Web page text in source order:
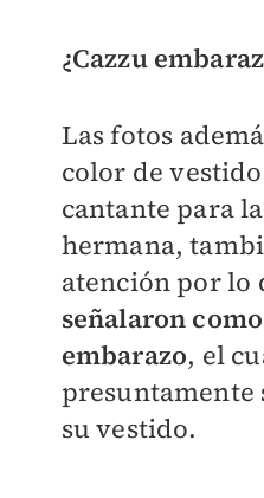
¿Cazzu
Las fotos
color de
cantante para
hermana,
atención por lo
señalaron
embarazo, el
presuntamente
su vestido.